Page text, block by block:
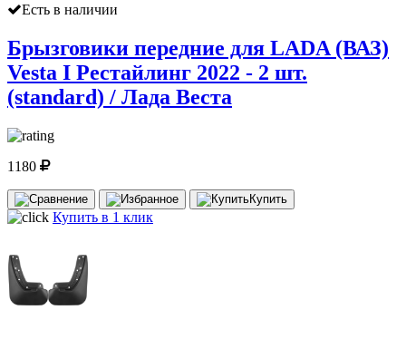
Есть в наличии
Брызговики передние для LADA (ВАЗ)
Vesta I Рестайлинг 2022 - 2 шт.
(standard) / Лада Веста
1180
Купить
Купить в 1 клик